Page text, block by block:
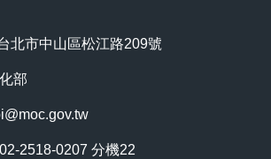
北市中山區松江路209號
部
2518-0207 分機22